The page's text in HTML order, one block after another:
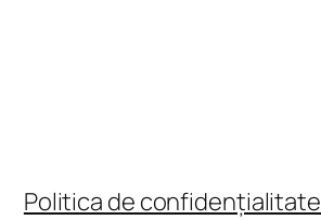
Politica de confidențialitate